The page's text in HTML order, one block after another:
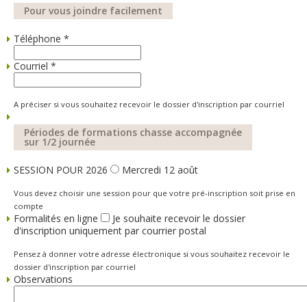
Pour vous joindre facilement
Téléphone *
Courriel *
A préciser si vous souhaitez recevoir le dossier d'inscription par courriel
Périodes de formations chasse accompagnée
sur 1/2 journée
SESSION POUR 2026 Mercredi 12 août
Vous devez choisir une session pour que votre pré-inscription soit prise en
compte
Formalités en ligne
Je souhaite recevoir le dossier
d'inscription uniquement par courrier postal
Pensez à donner votre adresse électronique si vous souhaitez recevoir le
dossier d'inscription par courriel
Observations